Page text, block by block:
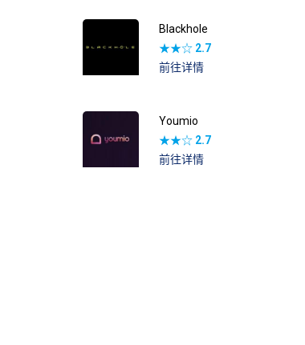
Blackhole
★★☆ 2.7
前往详情
Youmio
★★☆ 2.7
前往详情